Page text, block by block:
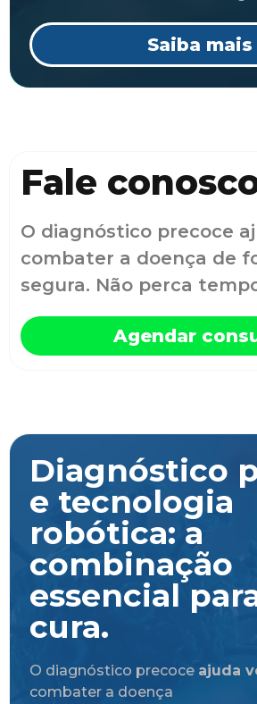
Saiba mais
Fale
O diagnóstico precoce
combater a doença de
segura. Não perca
Agendar
Diagnóstico
e tecnologia
robótica: a
combinação
essencial
cura.
O diagnóstico precoce ajuda
combater a doença